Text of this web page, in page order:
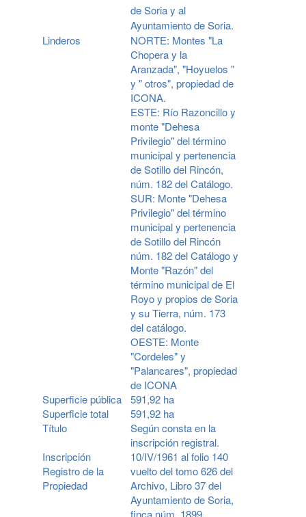
de Soria y al
Ayuntamiento de Soria.
Linderos
NORTE: Montes "La
Chopera y la
Aranzada", "Hoyuelos "
y " otros", propiedad de
ICONA.
ESTE: Río Razoncillo y
monte "Dehesa
Privilegio" del término
municipal y pertenencia
de Sotillo del Rincón,
núm. 182 del Catálogo.
SUR: Monte "Dehesa
Privilegio" del término
municipal y pertenencia
de Sotillo del Rincón
núm. 182 del Catálogo y
Monte "Razón" del
término municipal de El
Royo y propios de Soria
y su Tierra, núm. 173
del catálogo.
OESTE: Monte
"Cordeles" y
"Palancares", propiedad
de ICONA
Superficie pública
591,92 ha
Superficie total
591,92 ha
Título
Según consta en la
inscripción registral.
Inscripción
Registro de la
Propiedad
10/IV/1961 al folio 140
vuelto del tomo 626 del
Archivo, Libro 37 del
Ayuntamiento de Soria,
finca núm. 1899,